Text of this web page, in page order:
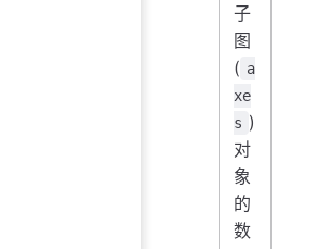
子
图
( a
xe
s )
对
象
的
数